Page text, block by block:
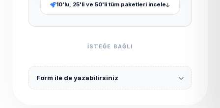
10'lu, 25'li ve 50'li tüm paketleri incele
ISTEĞE BAĞLI
Form ile de yazabilirsiniz